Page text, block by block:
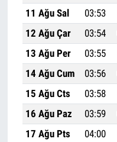
11 Ağu Sal
03:53
12 Ağu Çar
03:54
13 Ağu Per
03:55
14 Ağu Cum
03:56
15 Ağu Cts
03:58
16 Ağu Paz
03:59
17 Ağu Pts
04:00